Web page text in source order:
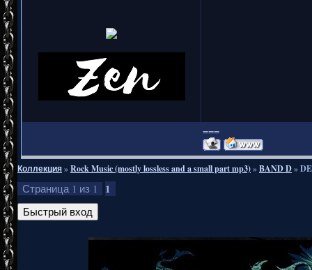
===
Коллекция»Rock Music (mostly lossless and a small part mp3)»BAND D»
Страница 1 из 1 1